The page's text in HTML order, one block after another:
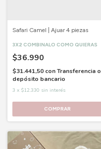
Safari Camel | Ajuar 4 piezas
3X2 COMBINALO COMO QUIERAS
$36.990
$31.441,50 conTransferencia o
depósito bancario
3 x $12.330 sin interés
COMPRAR